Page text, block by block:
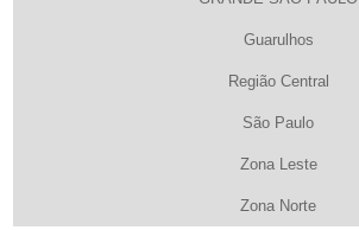
Guarulhos
Região Central
São Paulo
Zona Leste
Zona Norte